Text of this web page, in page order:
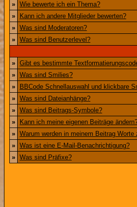
» Wie bewerte ich ein Thema?
»
Kann ich andere Mitglieder bewerten?
» Was sind Moderatoren?
» Was sind Benutzerlevel?
» Gibt es bestimmte
» Was sind Smilies?
»
BBCode Schnellauswahl und klickbare
» Was sind Dateianhänge?
» Was sind Beitrags-Symbole?
»
Kann ich meine eigenen Beiträge
» Warum werden in meinem Beitrag Worte
» Was ist eine E-Mail-Benachrichtigung?
» Was sind Präfixe?